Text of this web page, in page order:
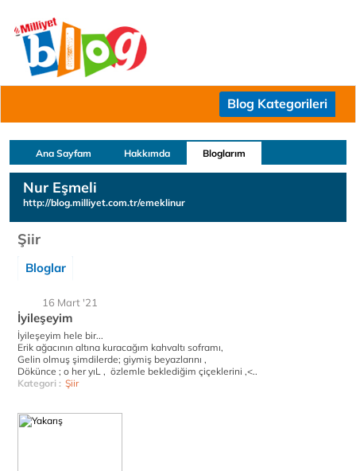
Blog Kategorileri
Ana Sayfam Hakkımda Bloglarım
Nur Eşmeli
http://blog.milliyet.com.tr/emeklinur
Şiir
Bloglar
16 Mart '21
İyileşeyim
İyileşeyim hele bir...
Erik ağacının altına kuracağım kahvaltı soframı,
Gelin olmuş şimdilerde; giymiş beyazlarını ,
Dökünce ; o her yıL , özlemle beklediğim çiçeklerini ,<..
Kategori : Şiir